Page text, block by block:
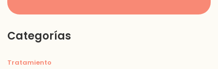
Categorías
Tratamiento